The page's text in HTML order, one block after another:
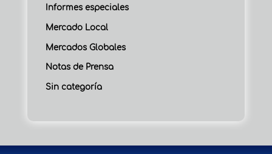
Informes especiales
Mercado Local
Mercados Globales
Notas de Prensa
Sin categoría